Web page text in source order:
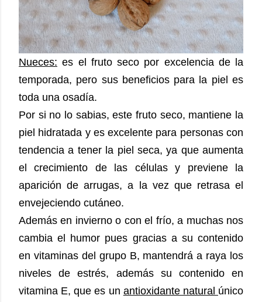
Nueces: es el fruto seco por excelencia de la
temporada, pero sus beneficios para la piel es
toda una osadía.
Por si no lo sabias, este fruto seco, mantiene la
piel hidratada y es excelente para personas con
tendencia a tener la piel seca, ya que aumenta
el crecimiento de las células y previene la
aparición de arrugas, a la vez que retrasa el
envejeciendo cutáneo.
Además en invierno o con el frío, a muchas nos
cambia el humor pues gracias a su contenido
en vitaminas del grupo B, mantendrá a raya los
niveles de estrés, además su contenido en
vitamina E, que es un antioxidante natural único